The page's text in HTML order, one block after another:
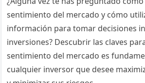
sentimiento del mercado y cómo
información para tomar decisiones
inversiones? Descubrir las claves
sentimiento del mercado es
cualquier inversor que desee